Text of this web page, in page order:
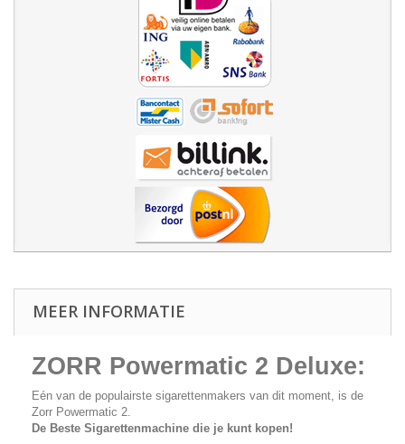
MEER INFORMATIE
ZORR Powermatic 2 Deluxe:
Eén van de populairste sigarettenmakers van dit moment, is de
Zorr Powermatic 2.
De Beste Sigarettenmachine die je kunt kopen!